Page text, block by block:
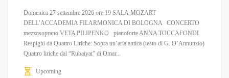
Domenica 27 settembre 2026 ore 19 SALA MOZART
DELL’ACCADEMIA FILARMONICA DI BOLOGNA CONCERTO
mezzosoprano VETA PILIPENKO pianoforte ANNA TOCCAFONDI
Respighi da Quattro Liriche: Sopra un’aria antica (testo di G. D’Annunzio)
Quattro liriche dai “Rubaiyat” di Omar...
Upcoming